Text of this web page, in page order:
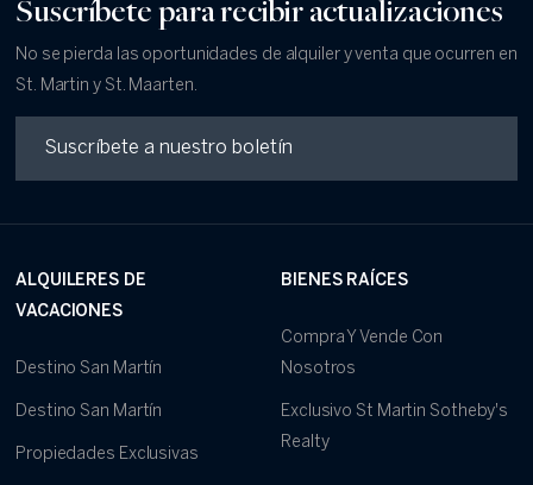
Suscríbete para recibir actualizaciones
No se pierda las oportunidades de alquiler y venta que ocurren en
St. Martin y St. Maarten.
ALQUILERES DE
VACACIONES
Destino San Martín
Destino San Martín
Propiedades Exclusivas
BIENES RAÍCES
Compra Y Vende Con
Nosotros
Exclusivo St Martin Sotheby's
Realty